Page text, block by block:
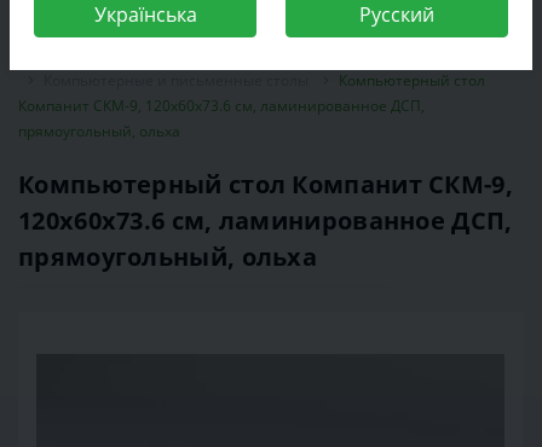
Компьютерный стол
Компанит СКМ-9, 120х60х73.6 см, ламинированное ДСП,
прямоугольный, ольха
Компьютерный стол Компанит СКМ-9,
120х60х73.6 см, ламинированное ДСП,
прямоугольный, ольха
Українська Русский